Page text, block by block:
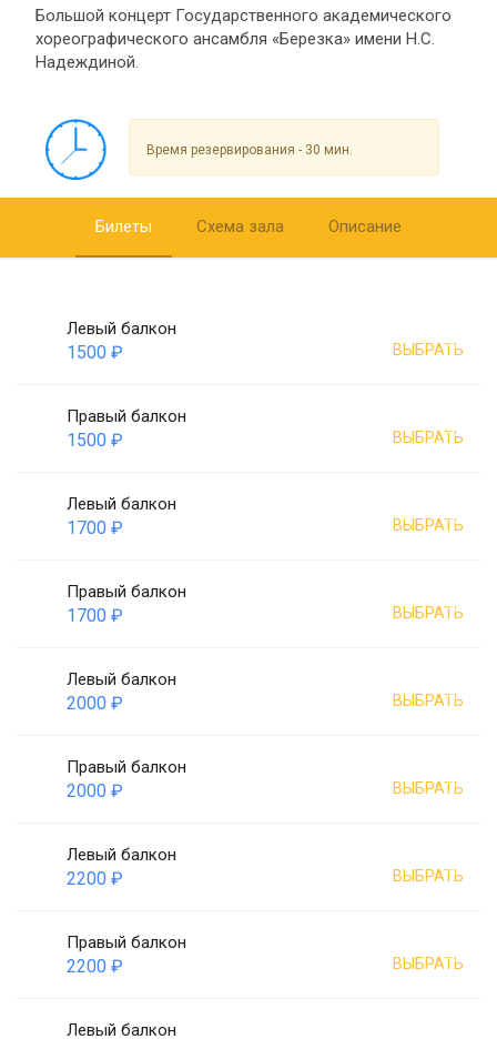
Большой концерт Государственного академического
хореографического ансамбля «Березка» имени Н.С.
Надеждиной.
Время резервирования - 30 мин.
Билеты Схема зала Описание
Левый балкон
1500 ₽ ВЫБРАТЬ
Правый балкон
1500 ₽ ВЫБРАТЬ
Левый балкон
1700 ₽ ВЫБРАТЬ
Правый балкон
1700 ₽ ВЫБРАТЬ
Левый балкон
2000 ₽ ВЫБРАТЬ
Правый балкон
2000 ₽ ВЫБРАТЬ
Левый балкон
2200 ₽ ВЫБРАТЬ
Правый балкон
2200 ₽ ВЫБРАТЬ
Левый балкон